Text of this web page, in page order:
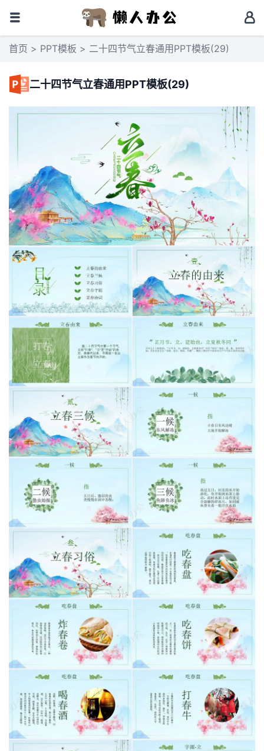
首页 > PPT模板 > 二十四节气立春通用PPT模板(29)
二十四节气立春通用PPT模板(29)